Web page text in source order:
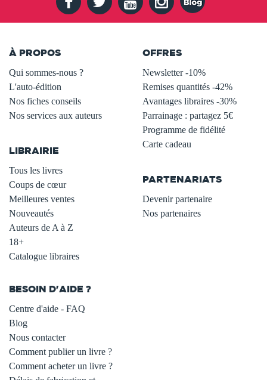
À PROPOS
Qui sommes-nous ?
L'auto-édition
Nos fiches conseils
Nos services aux auteurs
LIBRAIRIE
Tous les livres
Coups de cœur
Meilleures ventes
Nouveautés
Auteurs de A à Z
18+
Catalogue libraires
OFFRES
Newsletter -10%
Remises quantités -42%
Avantages libraires -30%
Parrainage : partagez 5€
Programme de fidélité
Carte cadeau
PARTENARIATS
Devenir partenaire
Nos partenaires
BESOIN D'AIDE ?
Centre d'aide - FAQ
Blog
Nous contacter
Comment publier un livre ?
Comment acheter un livre ?